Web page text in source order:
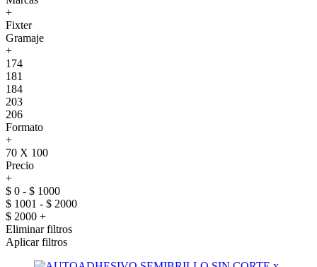
+
Fixter
Gramaje
+
174
181
184
203
206
Formato
+
70 X 100
Precio
+
$ 0 - $ 1000
$ 1001 - $ 2000
$ 2000 +
Eliminar filtros
Aplicar filtros